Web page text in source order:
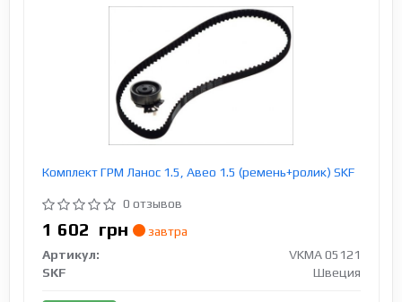
Комплект ГРМ Ланос 1.5, Авео 1.5 (ремень+ролик) SKF
0 отзывов
1 602 грн
завтра
Артикул:
VKMA 05121
SKF
Швеция